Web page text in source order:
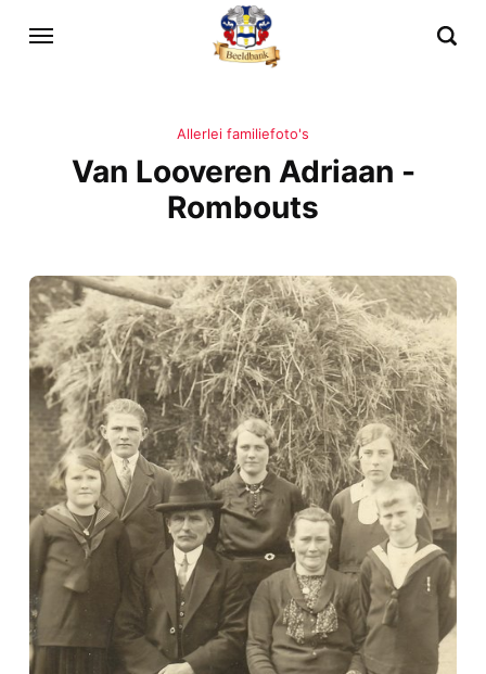
Allerlei familiefoto's
Van Looveren Adriaan -
Rombouts